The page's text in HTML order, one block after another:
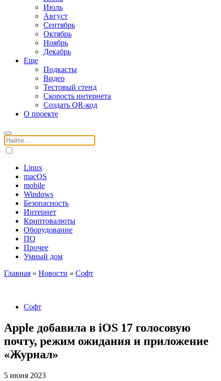
Июль
Август
Сентябрь
Октябрь
Ноябрь
Декабрь
Еще
Подкасты
Видео
Тестовый стенд
Скорость интернета
Создать QR-код
О проекте
Поиск:
Linux
macOS
mobile
Windows
Безопасность
Интернет
Криптовалюты
Оборудование
ПО
Прочее
Умный дом
Главная » Новости » Софт
Софт
Apple добавила в iOS 17 голосовую
почту, режим ожидания и приложение
«Журнал»
5 июня 2023